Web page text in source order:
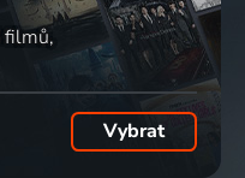
filmů
Vybrat